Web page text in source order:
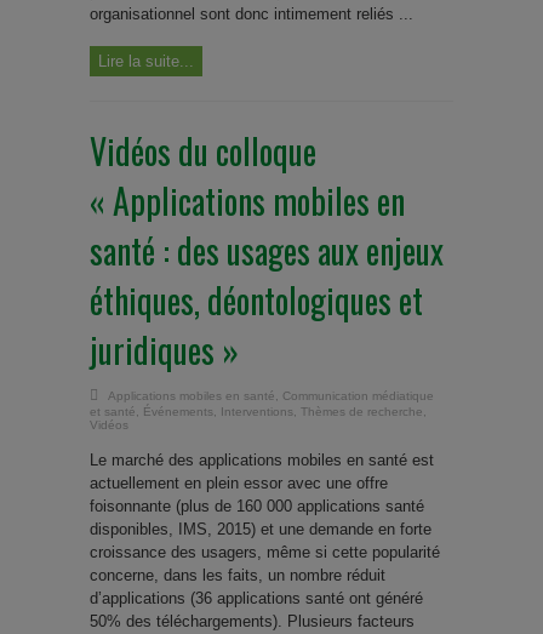
organisationnel sont donc intimement reliés ...
Lire la suite...
Vidéos du colloque
« Applications mobiles en
santé : des usages aux enjeux
éthiques, déontologiques et
juridiques »
Applications mobiles en santé
Communication médiatique
et santé
Événements Interventions Thèmes de recherche
Vidéos
Le marché des applications mobiles en santé est
actuellement en plein essor avec une offre
foisonnante (plus de 160 000 applications santé
disponibles, IMS, 2015) et une demande en forte
croissance des usagers, même si cette popularité
concerne, dans les faits, un nombre réduit
d’applications (36 applications santé ont généré
50% des téléchargements). Plusieurs facteurs